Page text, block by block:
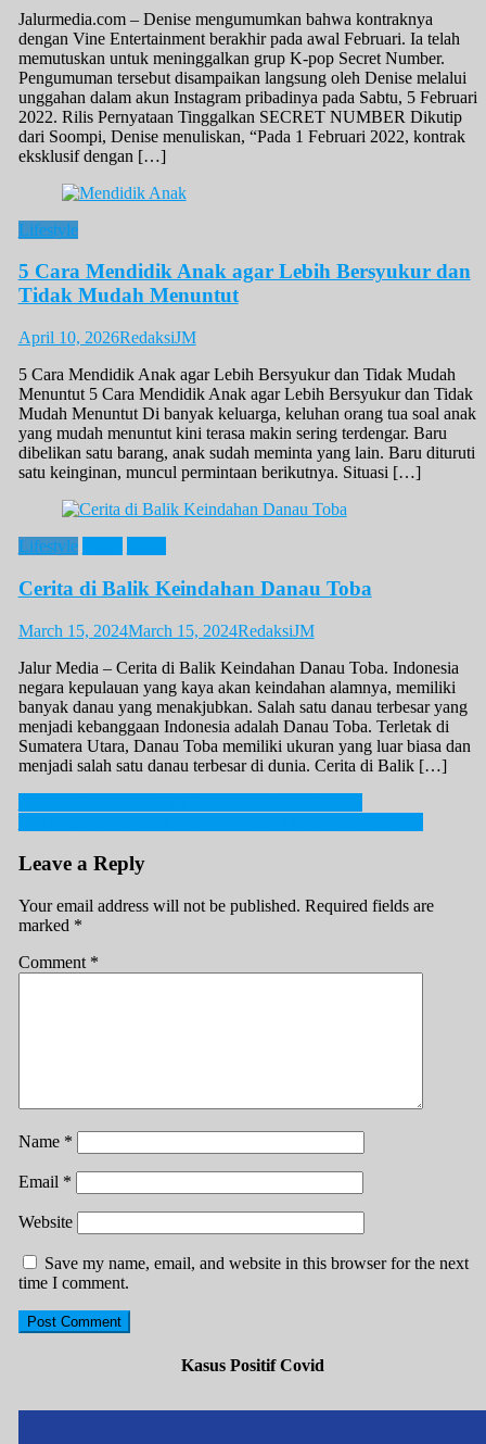
Jalurmedia.com – Denise mengumumkan bahwa kontraknya
dengan Vine Entertainment berakhir pada awal Februari. Ia telah
memutuskan untuk meninggalkan grup K-pop Secret Number.
Pengumuman tersebut disampaikan langsung oleh Denise melalui
unggahan dalam akun Instagram pribadinya pada Sabtu, 5 Februari
2022. Rilis Pernyataan Tinggalkan SECRET NUMBER Dikutip
dari Soompi, Denise menuliskan, “Pada 1 Februari 2022, kontrak
eksklusif dengan […]
Lifestyle
5 Cara Mendidik Anak agar Lebih Bersyukur dan
Tidak Mudah Menuntut
April 10, 2026RedaksiJM
5 Cara Mendidik Anak agar Lebih Bersyukur dan Tidak Mudah
Menuntut 5 Cara Mendidik Anak agar Lebih Bersyukur dan Tidak
Mudah Menuntut Di banyak keluarga, keluhan orang tua soal anak
yang mudah menuntut kini terasa makin sering terdengar. Baru
dibelikan satu barang, anak sudah meminta yang lain. Baru dituruti
satu keinginan, muncul permintaan berikutnya. Situasi […]
Lifestyle
Cerita di Balik Keindahan Danau Toba
March 15, 2024March 15, 2024RedaksiJM
Jalur Media – Cerita di Balik Keindahan Danau Toba. Indonesia
negara kepulauan yang kaya akan keindahan alamnya, memiliki
banyak danau yang menakjubkan. Salah satu danau terbesar yang
menjadi kebanggaan Indonesia adalah Danau Toba. Terletak di
Sumatera Utara, Danau Toba memiliki ukuran yang luar biasa dan
menjadi salah satu danau terbesar di dunia. Cerita di Balik […]
Post
navigation
Leave a Reply
Your email address will not be published. Required fields are
marked *
Comment *
Name *
Email *
Website
Save my name, email, and website in this browser for the next
time I comment.
Kasus Positif Covid